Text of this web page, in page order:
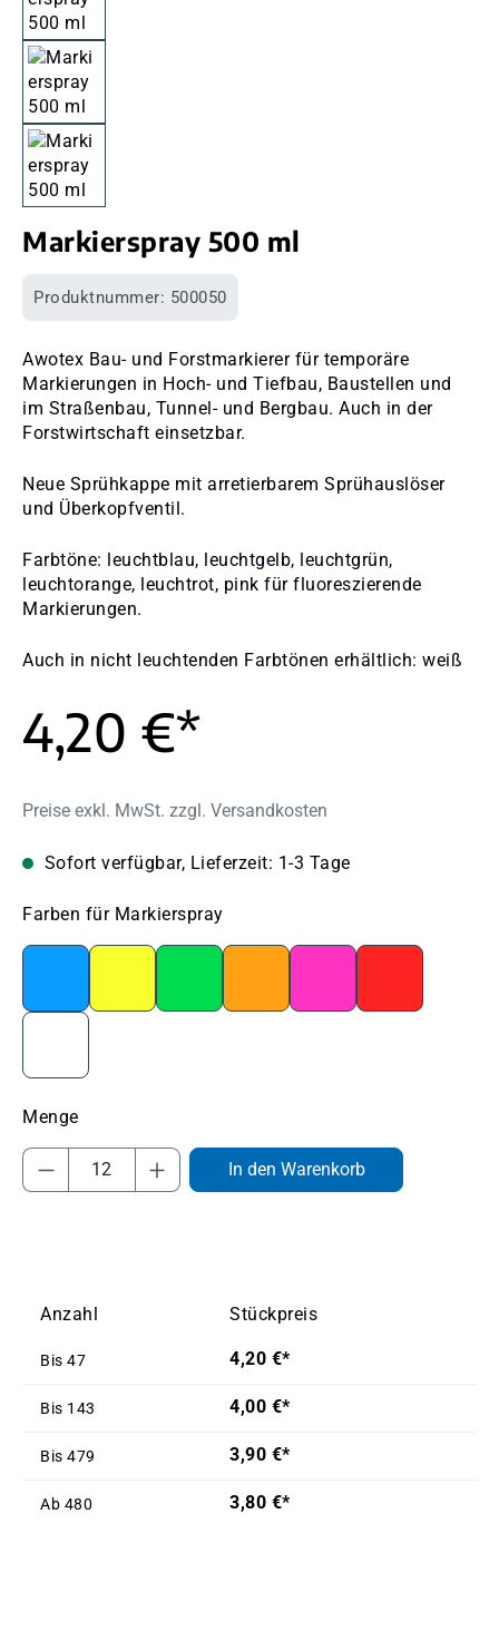
Markierspray 500 ml
Produktnummer: 500050
Awotex Bau- und Forstmarkierer für temporäre
Markierungen in Hoch- und Tiefbau, Baustellen und
im Straßenbau, Tunnel- und Bergbau. Auch in der
Forstwirtschaft einsetzbar.
Neue Sprühkappe mit arretierbarem Sprühauslöser
und Überkopfventil.
Farbtöne: leuchtblau, leuchtgelb, leuchtgrün,
leuchtorange, leuchtrot, pink für fluoreszierende
Markierungen.
Auch in nicht leuchtenden Farbtönen erhältlich: weiß
4,20 €*
Preise exkl. MwSt. zzgl. Versandkosten
Sofort verfügbar, Lieferzeit: 1-3 Tage
Farben für Markiersprayauswählen
Produkt Anzahl: Gib den gewünschten
In den Warenkorb
Anzahl Stückpreis
Bis 47 4,20 €*
Bis 143 4,00 €*
Bis 479 3,90 €*
Ab 480 3,80 €*